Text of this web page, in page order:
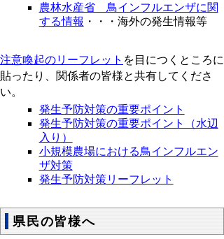
農林水産省 鳥インフルエンザに関
する情報 ・・・海外の発生情報等
注意喚起のリーフレット を目につくところに
貼ったり、関係者の皆様と共有してくださ
い。
発生予防対策の重要ポイント
発生予防対策の重要ポイント（水辺
入り）
小規模農場における鳥インフルエン
ザ対策
発生予防対策リーフレット
県民の皆様へ